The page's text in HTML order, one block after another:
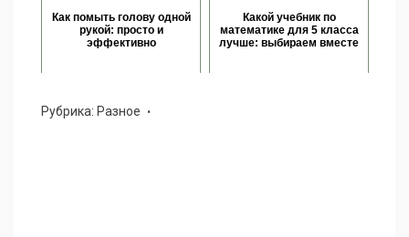
Как помыть голову одной
рукой: просто и
эффективно
Какой учебник по
математике для 5 класса
лучше: выбираем вместе
Рубрика: Разное